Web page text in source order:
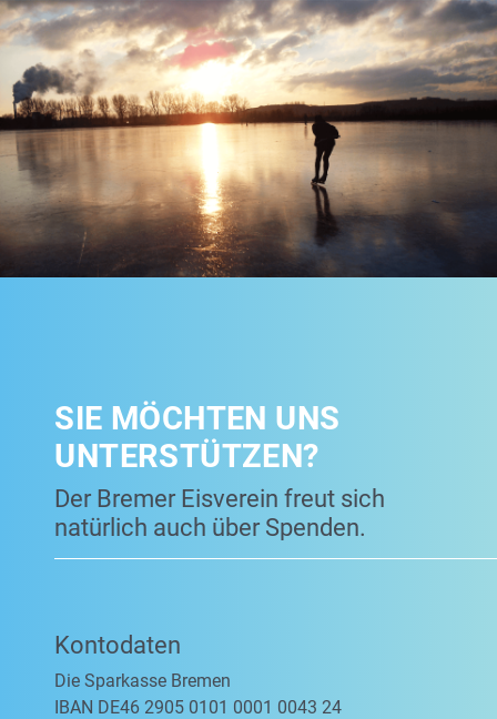
SIE MÖCHTEN UNS
UNTERSTÜTZEN?
Der Bremer Eisverein freut sich
natürlich auch über Spenden.
Kontodaten
Die Sparkasse Bremen
IBAN DE46 2905 0101 0001 0043 24